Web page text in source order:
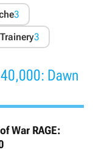
3
Trainery3
Dawn
War RAGE: